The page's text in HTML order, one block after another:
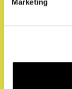
Marketing